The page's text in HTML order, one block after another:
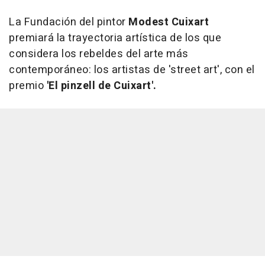
La Fundación del pintor Modest Cuixart
premiará la trayectoria artística de los que
considera los rebeldes del arte más
contemporáneo: los artistas de 'street art', con el
premio 'El pinzell de Cuixart'.